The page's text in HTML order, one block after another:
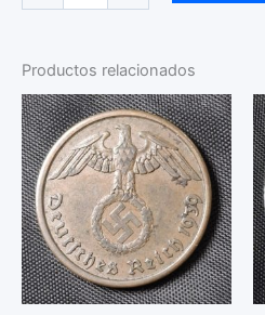
10
-
Km#
84
-
Níquel
-
Unc
cantidad
Productos relacionados